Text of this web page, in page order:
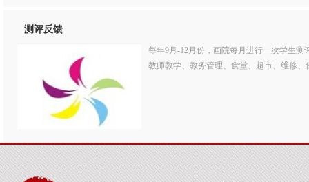
测评反馈
每年9月-12月份，画院每月进行一次学生
教师教学、教务管理、食堂、超市、维修